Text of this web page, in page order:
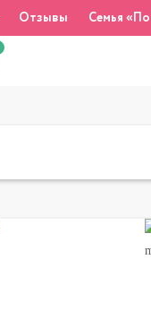
Отзывы Семья